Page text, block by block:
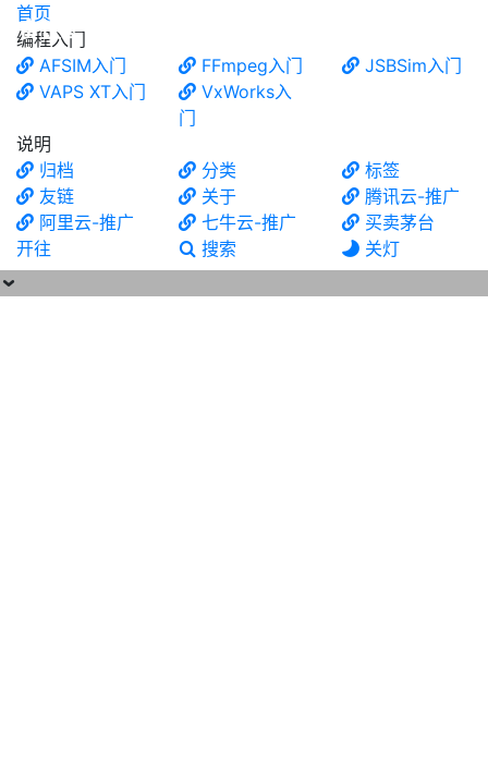
食铁兽
首页
编程入门
AFSIM入门
FFmpeg入门
JSBSim入门
VAPS XT入门
VxWorks入
门
说明
归档
分类
标签
友链
关于
腾讯云-推广
阿里云-推广
七牛云-推广
买卖茅台
开往
搜索 关灯